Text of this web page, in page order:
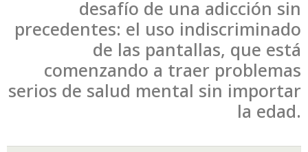
desafío de una adicción sin
precedentes: el uso indiscriminado
de las pantallas, que está
comenzando a traer problemas
serios de salud mental sin importar
la edad.